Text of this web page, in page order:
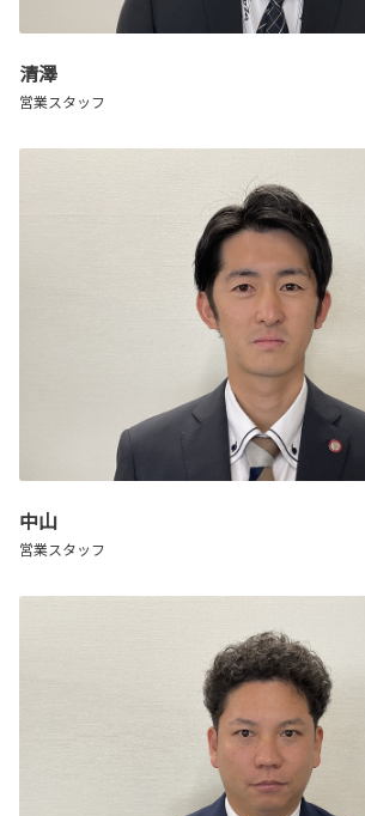
清澤
営業スタッフ
中山
営業スタッフ